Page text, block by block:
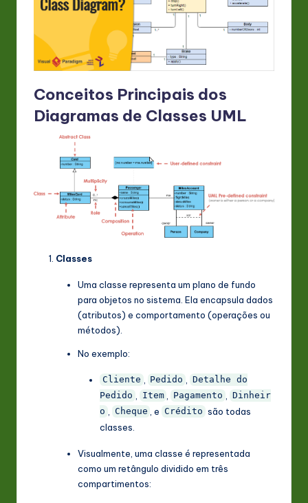
tiConceitos Principais dos
Diagramas de Classes UML
Classes
Uma classe representa um plano de fundo
para objetos no sistema. Ela encapsula dados
(atributos) e comportamento (operações ou
métodos).
No exemplo:
Cliente Pedido
Detalhe do
Pedido
Item Pagamento
Dinheir
o
Cheque , e Crédito são todas
classes.
Visualmente, uma classe é representada
como um retângulo dividido em três
compartimentos: